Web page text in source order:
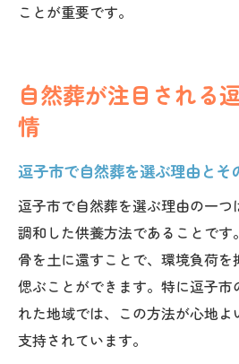
ことが重要です。
自然葬が注目される
情
逗子市で自然葬を選ぶ理由とそ
逗子市で自然葬を選ぶ理由の一つ
調和した供養方法であることで
骨を土に還すことで、環境負荷を
偲ぶことができます。特に逗子市
れた地域では、この方法が心地よ
支持されています。